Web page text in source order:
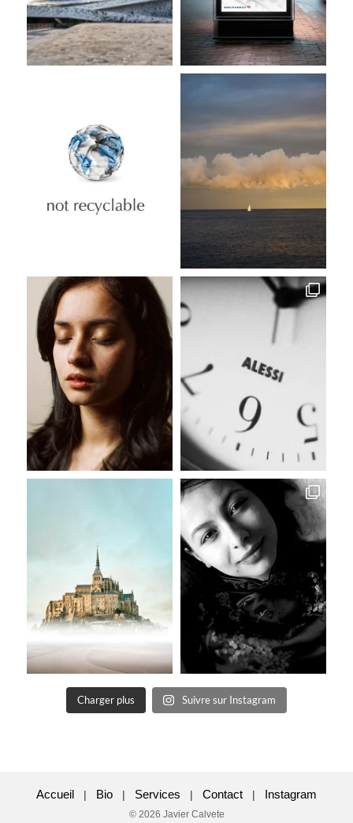
Charger plus Suivre sur Instagram
Accueil | Bio | Services | Contact | Instagram
© 2026 Javier Calvete